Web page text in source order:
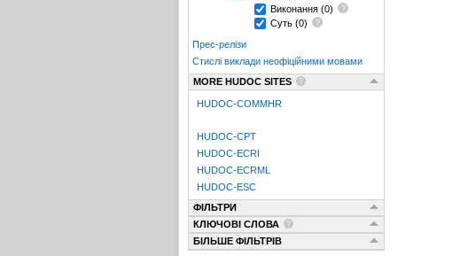
Виконання (0)
Суть (0)
Прес-релізи
Стислі виклади неофіційними мовами
MORE HUDOC SITES
HUDOC-COMMHR
HUDOC-CPT
HUDOC-ECRI
HUDOC-ECRML
HUDOC-ESC
ФІЛЬТРИ
КЛЮЧОВІ СЛОВА
БІЛЬШЕ ФІЛЬТРІВ